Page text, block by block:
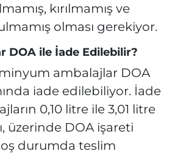
kırılmamış ve
olması gerekiyor.
DOA ile İade Edilebilir?
ambalajlar DOA
iade edilebiliyor. İade
0,10 litre ile 3,01 litre
üzerinde DOA işareti
durumda teslim